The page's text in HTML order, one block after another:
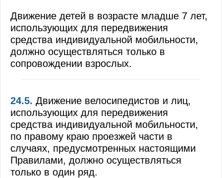
Движение детей в возрасте младше 7 лет,
использующих для передвижения
средства индивидуальной мобильности,
должно осуществляться только в
сопровождении взрослых.
24.5. Движение велосипедистов и лиц,
использующих для передвижения
средства индивидуальной мобильности,
по правому краю проезжей части в
случаях, предусмотренных настоящими
Правилами, должно осуществляться
только в один ряд.